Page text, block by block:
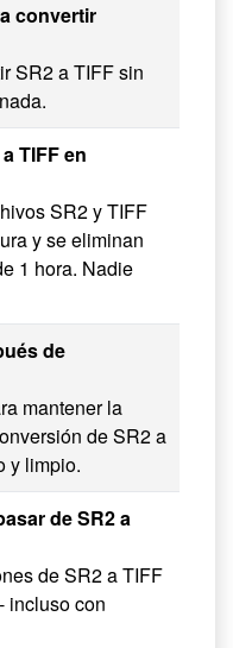
convertir
SR2 a TIFF sin
TIFF en
SR2 y TIFF
y se eliminan
1 hora. Nadie
de
mantener la
de SR2 a
y limpio.
de SR2 a
de SR2 a TIFF
incluso con